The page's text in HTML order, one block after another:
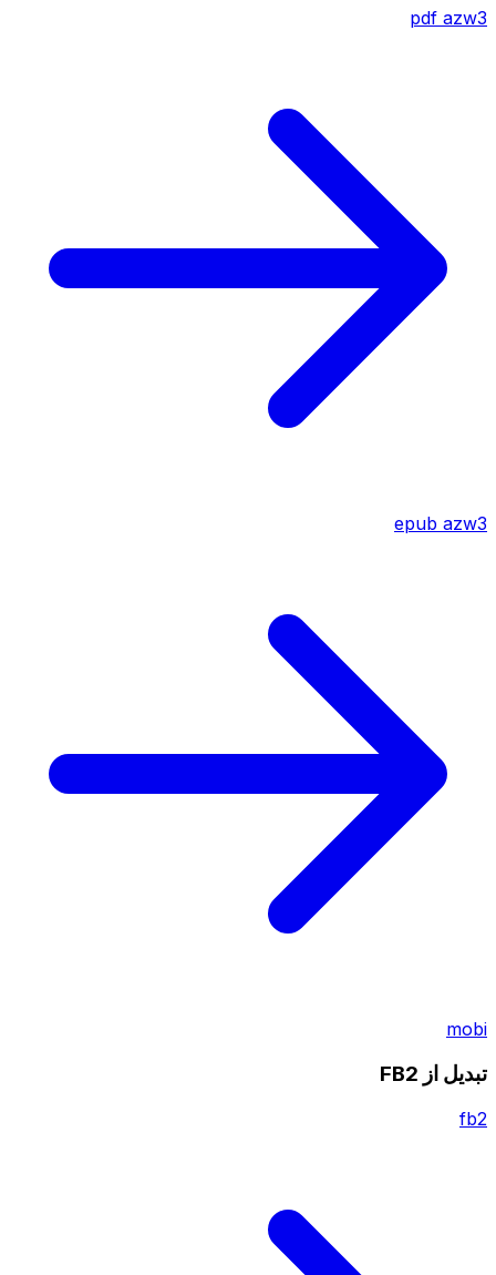
pdf azw3
epub azw3
mobi
تبدیل از FB2
fb2